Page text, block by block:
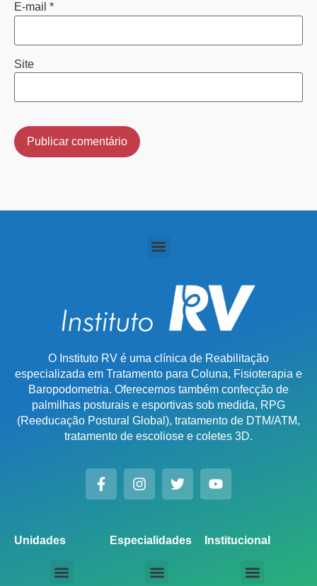
E-mail *
Site
O Instituto RV é uma clínica de Reabilitação
especializada em Tratamento para Coluna, Fisioterapia e
Baropodometria. Oferecemos também confecção de
palmilhas posturais e esportivas sob medida, RPG
(Reeducação Postural Global), tratamento de DTM/ATM,
tratamento de escoliose e coletes 3D.
Unidades Especialidades Institucional